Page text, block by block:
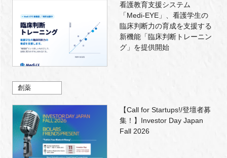
看護教育支援システム
「Medi-EYE」、看護学生の
臨床判断力の育成を支援する
新機能「臨床判断トレーニン
グ」を提供開始
創薬
【Call for Startups!/登壇者募
集！】Investor Day Japan
Fall 2026